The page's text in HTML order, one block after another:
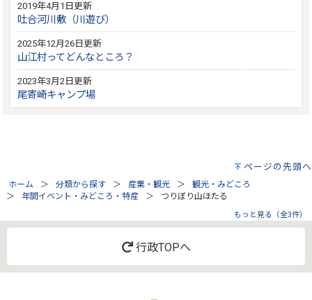
2019年4月1日更新
吐合河川敷（川遊び）
2025年12月26日更新
山江村ってどんなところ？
2023年3月2日更新
尾寄崎キャンプ場
ページの先頭へ
ホーム 分類から探す 産業・観光
観光・みどころ
年間イベント・みどころ・特産
つりぼり山ほたる
もっと見る（全3件）
行政TOPへ